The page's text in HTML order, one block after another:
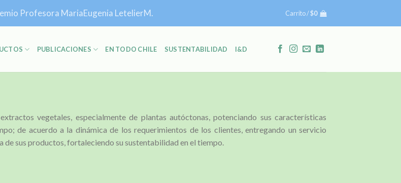
Profesora MariaEugenia LetelierM. Carrito /$0
PUBLICACIONES EN TODO CHILE SUSTENTABILIDAD I&D
vegetales, especialmente de plantas autóctonas, potenciando sus características
de acuerdo a la dinámica de los requerimientos de los clientes, entregando un servicio
sus productos, fortaleciendo su sustentabilidad en el tiempo.